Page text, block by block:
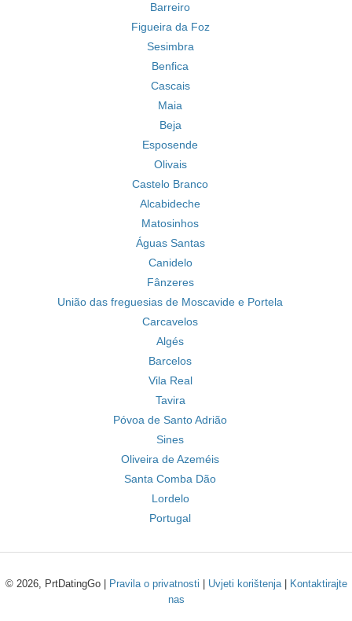
Barreiro
Figueira da Foz
Sesimbra
Benfica
Cascais
Maia
Beja
Esposende
Olivais
Castelo Branco
Alcabideche
Matosinhos
Águas Santas
Canidelo
Fânzeres
União das freguesias de Moscavide e Portela
Carcavelos
Algés
Barcelos
Vila Real
Tavira
Póvoa de Santo Adrião
Sines
Oliveira de Azeméis
Santa Comba Dão
Lordelo
Portugal
© 2026, PrtDatingGo | Pravila o privatnosti Uvjeti korištenja|
Kontaktirajte
nas